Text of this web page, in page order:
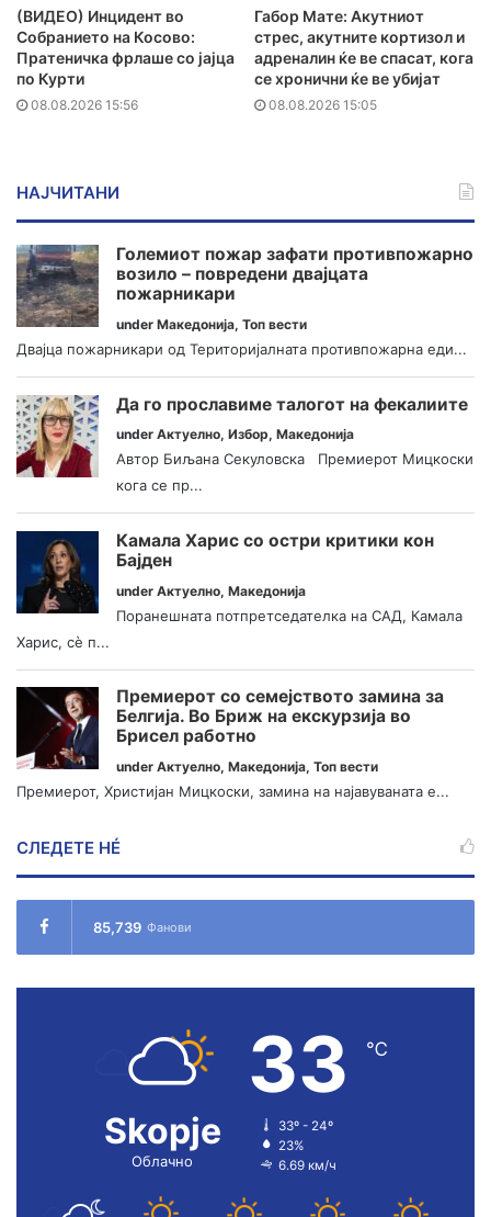
(ВИДЕО) Инцидент во
Собранието на Косово:
Пратеничка фрлаше со јајца
по Курти
08.08.2026 15:56
Габор Мате: Акутниот
стрес, акутните кортизол и
адреналин ќе ве спасат, кога
се хронични ќе ве убијат
08.08.2026 15:05
НАЈЧИТАНИ
Големиот пожар зафати противпожарно
возило – повредени двајцата
пожарникари
under Македонија, Топ вести
Двајца пожарникари од Територијалната противпожарна еди...
Да го прославиме талогот на фекалиите
under Актуелно, Избор, Македонија
Автор Биљана Секуловска Премиерот Мицкоски
кога се пр...
Камала Харис со остри критики кон
Бајден
under Актуелно, Македонија
Поранешната потпретседателка на САД, Камала
Харис, сè п...
Премиерот со семејството замина за
Белгија. Во Бриж на екскурзија во
Брисел работно
under Актуелно, Македонија, Топ вести
Премиерот, Христијан Мицкоски, замина на најавуваната е...
СЛЕДЕТЕ НÉ
85,739 Фанови
Skopje
Облачно
33 ℃
33º - 24º
23%
6.69 км/ч